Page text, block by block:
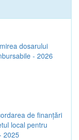
dosarului
- 2026
de finanţări
local pentru
2025